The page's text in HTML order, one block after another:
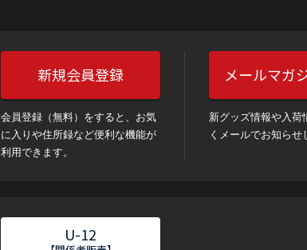
新規会員登録
会員登録（無料）をすると、お気
に入りや住所録など便利な機能が
利用できます。
メールマガ
新グッズ情報や入荷
くメールでお知らせ
U-12